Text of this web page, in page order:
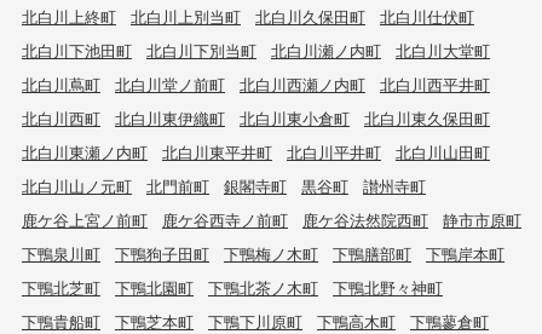
北白川上終町
北白川上別当町 北白川久保田町
北白川仕伏町
北白川下池田町
北白川下別当町 北白川瀬ノ内町
北白川大堂町
北白川蔦町
北白川堂ノ前町 北白川西瀬ノ内町
北白川西平井町
北白川西町
北白川東伊織町 北白川東小倉町
北白川東久保田町
北白川東瀬ノ内町
北白川東平井町 北白川平井町
北白川山田町
北白川山ノ元町
北門前町 銀閣寺町 黒谷町
讃州寺町
鹿ケ谷上宮ノ前町
鹿ケ谷西寺ノ前町 鹿ケ谷法然院西町
静市市原町
下鴨泉川町
下鴨狗子田町 下鴨梅ノ木町 下鴨膳部町
下鴨岸本町
下鴨北芝町
下鴨北園町 下鴨北茶ノ木町
下鴨北野々神町
下鴨貴船町
下鴨芝本町 下鴨下川原町 下鴨高木町
下鴨蓼倉町